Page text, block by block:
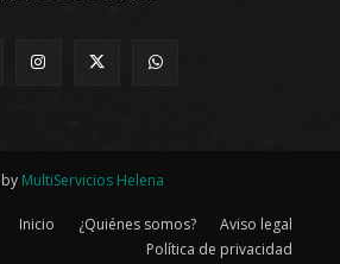
by MultiServicios Helena
Inicio ¿Quiénes somos?
Aviso legal
Política de privacidad